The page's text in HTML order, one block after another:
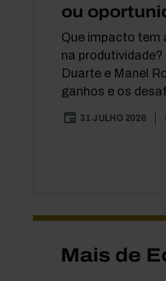
ou
Que impacto tem
na
Duarte e Manel
ganhos e os
31 JULHO 2026
Mais de